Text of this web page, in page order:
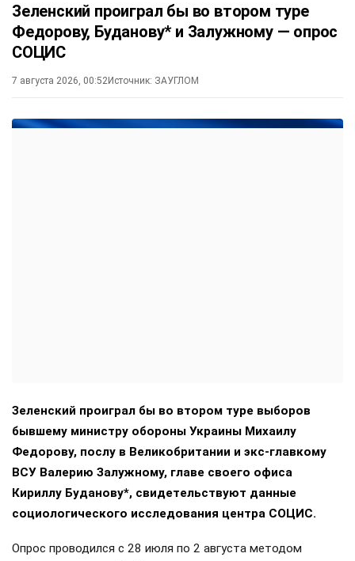
Зеленский проиграл бы во втором туре
Федорову, Буданову* и Залужному — опрос
СОЦИС
7 августа 2026, 00:52Источник: ЗАУГЛОМ
Зеленский проиграл бы во втором туре выборов
бывшему министру обороны Украины Михаилу
Федорову, послу в Великобритании и экс-главкому
ВСУ Валерию Залужному, главе своего офиса
Кириллу Буданову*, свидетельствуют данные
социологического исследования центра СОЦИС.
Опрос проводился с 28 июля по 2 августа методом